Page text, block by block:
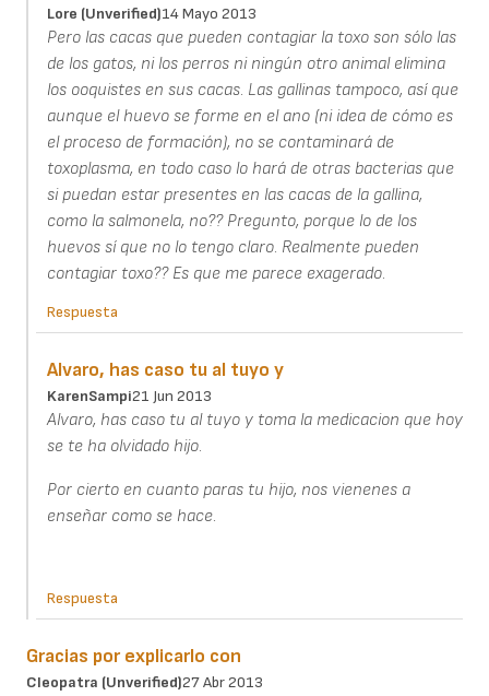
Lore (unverified)14 Mayo 2013
Pero las cacas que pueden contagiar la toxo son sólo las
de los gatos, ni los perros ni ningún otro animal elimina
los ooquistes en sus cacas. Las gallinas tampoco, así que
aunque el huevo se forme en el ano (ni idea de cómo es
el proceso de formación), no se contaminará de
toxoplasma, en todo caso lo hará de otras bacterias que
si puedan estar presentes en las cacas de la gallina,
como la salmonela, no?? Pregunto, porque lo de los
huevos sí que no lo tengo claro. Realmente pueden
contagiar toxo?? Es que me parece exagerado.
Respuesta
Alvaro, has caso tu al tuyo y
KarenSampi21 Jun 2013
Alvaro, has caso tu al tuyo y toma la medicacion que hoy
se te ha olvidado hijo.
Por cierto en cuanto paras tu hijo, nos vienenes a
enseñar como se hace.
Respuesta
Gracias por explicarlo con
Cleopatra (unverified)27 Abr 2013